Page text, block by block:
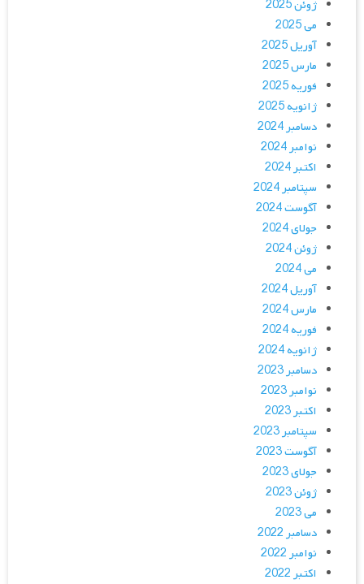
ژوئن 2025
می 2025
آوریل 2025
مارس 2025
فوریه 2025
ژانویه 2025
دسامبر 2024
نوامبر 2024
اکتبر 2024
سپتامبر 2024
آگوست 2024
جولای 2024
ژوئن 2024
می 2024
آوریل 2024
مارس 2024
فوریه 2024
ژانویه 2024
دسامبر 2023
نوامبر 2023
اکتبر 2023
سپتامبر 2023
آگوست 2023
جولای 2023
ژوئن 2023
می 2023
دسامبر 2022
نوامبر 2022
اکتبر 2022